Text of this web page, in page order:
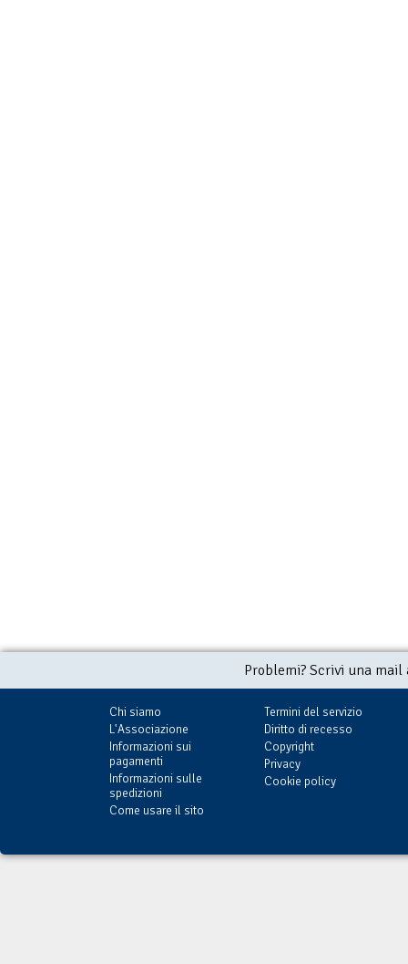
Problemi? Scrivi una
Chi siamo
L'Associazione
Informazioni sui
pagamenti
Informazioni sulle
spedizioni
Come usare il sito
Termini del servizio
Diritto di recesso
Copyright
Privacy
Cookie policy